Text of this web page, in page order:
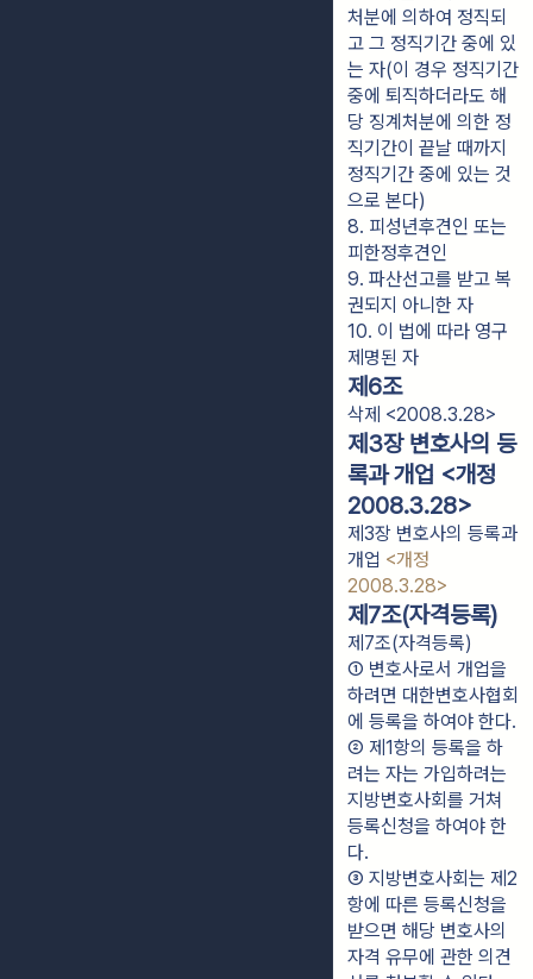
처분에 의하여 정직되
고 그 정직기간 중에 있
는 자(이 경우 정직기간
중에 퇴직하더라도 해
당 징계처분에 의한 정
직기간이 끝날 때까지
정직기간 중에 있는 것
으로 본다)
8. 피성년후견인 또는
피한정후견인
9. 파산선고를 받고 복
권되지 아니한 자
10. 이 법에 따라 영구
제명된 자
제6조
삭제 <2008.3.28>
제3장 변호사의 등
록과 개업 <개정
2008.3.28>
제3장 변호사의 등록과
개업 <개정
2008.3.28>
제7조(자격등록)
제7조(자격등록)
① 변호사로서 개업을
하려면 대한변호사협회
에 등록을 하여야 한다.
② 제1항의 등록을 하
려는 자는 가입하려는
지방변호사회를 거쳐
등록신청을 하여야 한
다.
③ 지방변호사회는 제2
항에 따른 등록신청을
받으면 해당 변호사의
자격 유무에 관한 의견